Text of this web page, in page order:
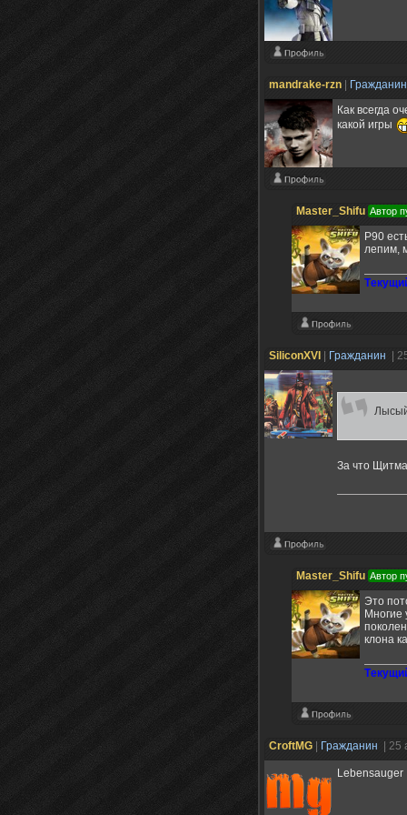
mandrake-rzn
Как всегда
какой игры
Master_Shifu Автор
P90
лепим,
SiliconXVI Гражданин |
За что
Master_Shifu Автор
Это
Многие
клона
CroftMG Гражданин |